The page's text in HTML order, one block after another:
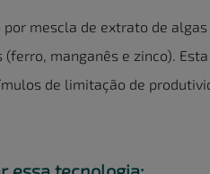
mescla de extrato de
manganês e zinco).
de limitação de